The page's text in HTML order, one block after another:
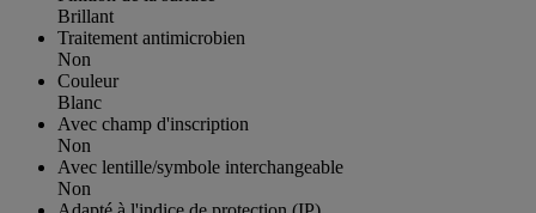
Brillant
Traitement antimicrobien
Non
Couleur
Blanc
Avec champ d'inscription
Non
Avec lentille/symbole interchangeable
Non